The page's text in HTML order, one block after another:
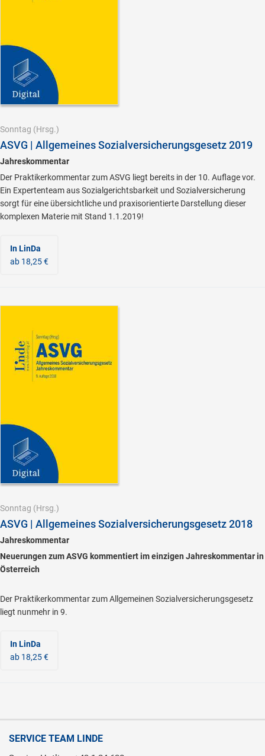
Sonntag (Hrsg.)
ASVG | Allgemeines Sozialversicherungsgesetz 2019
Jahreskommentar
Der Praktikerkommentar zum ASVG liegt bereits in der 10. Auflage vor.
Ein Expertenteam aus Sozialgerichtsbarkeit und Sozialversicherung
sorgt für eine übersichtliche und praxisorientierte Darstellung dieser
komplexen Materie mit Stand 1.1.2019!
In LinDa
ab 18,25 €
Sonntag (Hrsg.)
ASVG | Allgemeines Sozialversicherungsgesetz 2018
Jahreskommentar
Neuerungen zum ASVG kommentiert im einzigen Jahreskommentar in
Österreich
Der Praktikerkommentar zum Allgemeinen Sozialversicherungsgesetz
liegt nunmehr in 9.
In LinDa
ab 18,25 €
SERVICE TEAM LINDE